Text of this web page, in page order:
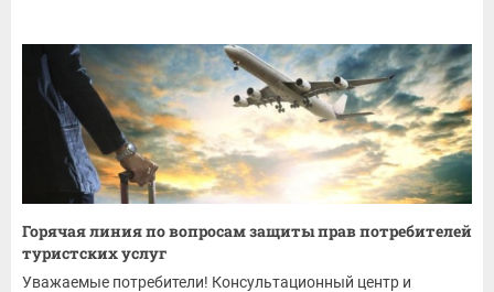
Горячая линия по вопросам защиты прав потребителей
туристских услуг
Уважаемые потребители! Консультационный центр и